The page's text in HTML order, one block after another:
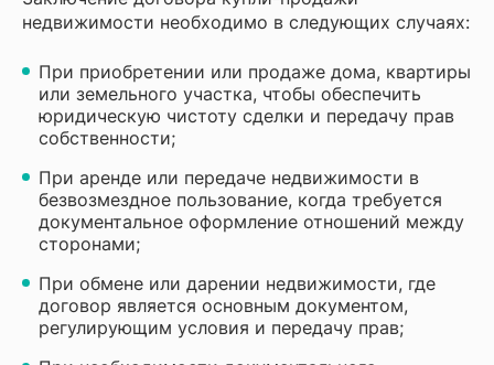
недвижимости необходимо в следующих случаях:
При приобретении или продаже дома, квартиры
или земельного участка, чтобы обеспечить
юридическую чистоту сделки и передачу прав
собственности;
При аренде или передаче недвижимости в
безвозмездное пользование, когда требуется
документальное оформление отношений между
сторонами;
При обмене или дарении недвижимости, где
договор является основным документом,
регулирующим условия и передачу прав;